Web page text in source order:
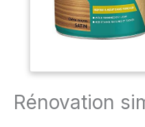
Rénovation